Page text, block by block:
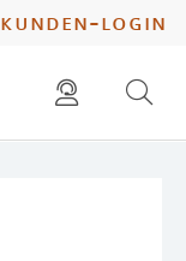
kunden-login